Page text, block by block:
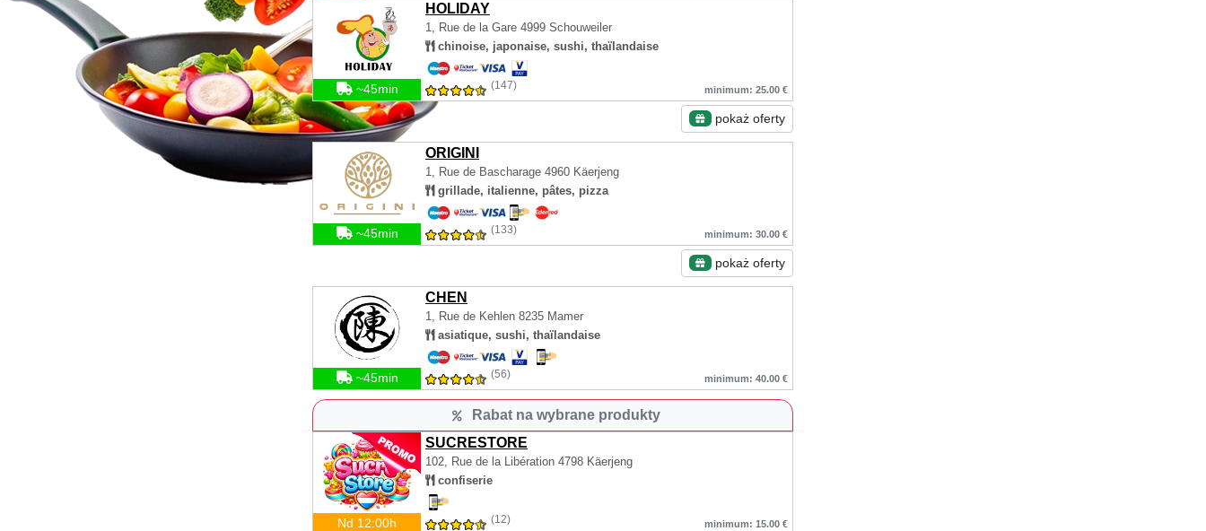
HOLIDAY
1, Rue de la Gare 4999 Schouweiler
chinoise, japonaise, sushi, thaïlandaise
~45min (147) minimum: 25.00 €
pokaż oferty
ORIGINI
1, Rue de Bascharage 4960 Käerjeng
grillade, italienne, pâtes, pizza
~45min (133) minimum: 30.00 €
pokaż oferty
CHEN
1, Rue de Kehlen 8235 Mamer
asiatique, sushi, thaïlandaise
~45min (56) minimum: 40.00 €
Rabat na wybrane produkty
SUCRESTORE
102, Rue de la Libération 4798 Käerjeng
confiserie
Nd 12:00h (12) minimum: 15.00 €